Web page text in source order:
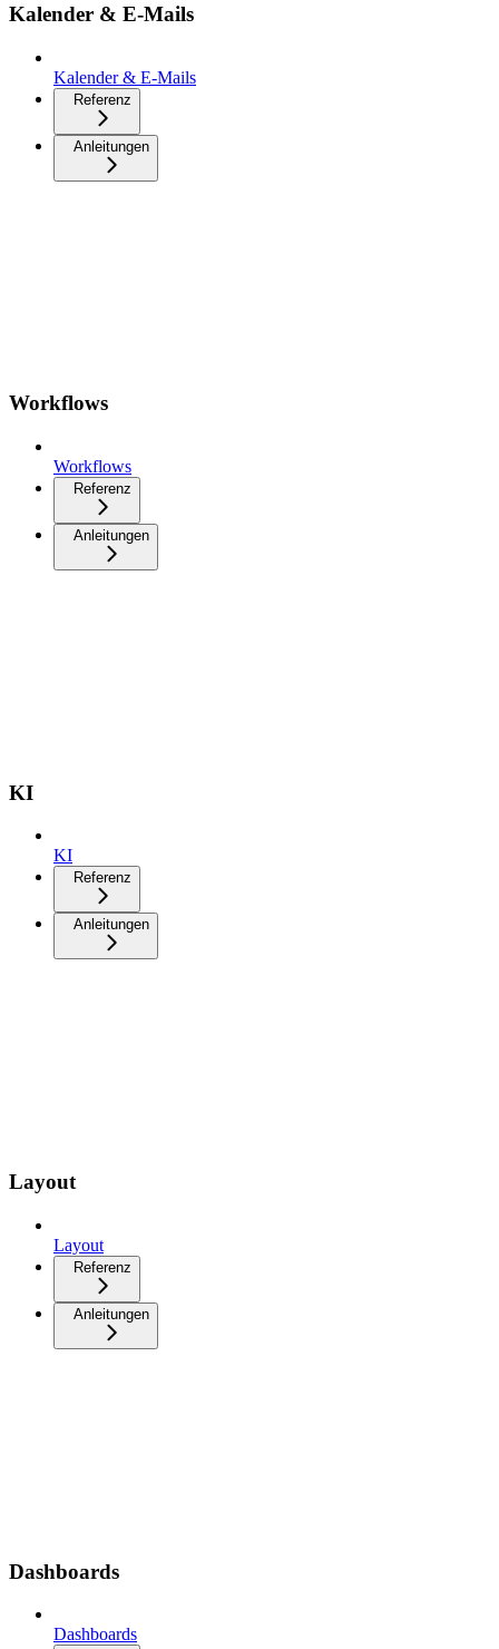
Kalender & E-Mails
Kalender & E-Mails
Referenz
Anleitungen
Workflows
Workflows
Referenz
Anleitungen
KI
KI
Referenz
Anleitungen
Layout
Layout
Referenz
Anleitungen
Dashboards
Dashboards